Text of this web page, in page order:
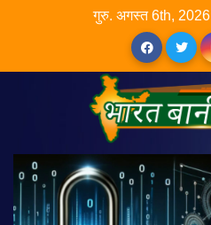
गुरु. अगस्त 6th, 2026